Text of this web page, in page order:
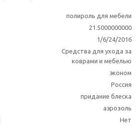
полироль для мебели
21.5000000000
1/6/24/2016
Средства для ухода за
коврами и мебелью
эконом
Россия
придание блеска
аэрозоль
Нет